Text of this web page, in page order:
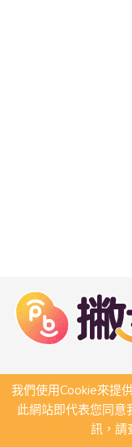
我們使用Cookie來提
此網站即代表您同意
訊，請